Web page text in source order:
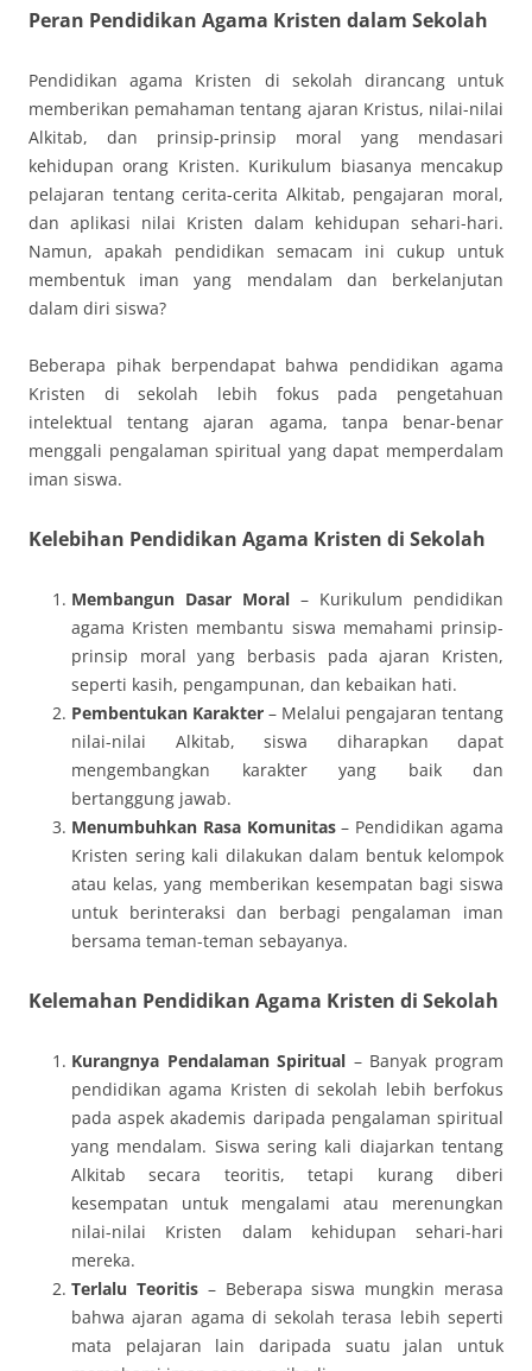
Peran Pendidikan Agama Kristen dalam Sekolah
Pendidikan agama Kristen di sekolah dirancang untuk
memberikan pemahaman tentang ajaran Kristus, nilai-nilai
Alkitab, dan prinsip-prinsip moral yang mendasari
kehidupan orang Kristen. Kurikulum biasanya mencakup
pelajaran tentang cerita-cerita Alkitab, pengajaran moral,
dan aplikasi nilai Kristen dalam kehidupan sehari-hari.
Namun, apakah pendidikan semacam ini cukup untuk
membentuk iman yang mendalam dan berkelanjutan
dalam diri siswa?
Beberapa pihak berpendapat bahwa pendidikan agama
Kristen di sekolah lebih fokus pada pengetahuan
intelektual tentang ajaran agama, tanpa benar-benar
menggali pengalaman spiritual yang dapat memperdalam
iman siswa.
Kelebihan Pendidikan Agama Kristen di Sekolah
Membangun Dasar Moral – Kurikulum pendidikan
agama Kristen membantu siswa memahami prinsip-
prinsip moral yang berbasis pada ajaran Kristen,
seperti kasih, pengampunan, dan kebaikan hati.
Pembentukan Karakter – Melalui pengajaran tentang
nilai-nilai Alkitab, siswa diharapkan dapat
mengembangkan karakter yang baik dan
bertanggung jawab.
Menumbuhkan Rasa Komunitas– Pendidikan agama
Kristen sering kali dilakukan dalam bentuk kelompok
atau kelas, yang memberikan kesempatan bagi siswa
untuk berinteraksi dan berbagi pengalaman iman
bersama teman-teman sebayanya.
Kelemahan Pendidikan Agama Kristen di Sekolah
Kurangnya Pendalaman Spiritual – Banyak program
pendidikan agama Kristen di sekolah lebih berfokus
pada aspek akademis daripada pengalaman spiritual
yang mendalam. Siswa sering kali diajarkan tentang
Alkitab secara teoritis, tetapi kurang diberi
kesempatan untuk mengalami atau merenungkan
nilai-nilai Kristen dalam kehidupan sehari-hari
mereka.
Terlalu Teoritis– Beberapa siswa mungkin merasa
bahwa ajaran agama di sekolah terasa lebih seperti
mata pelajaran lain daripada suatu jalan untuk